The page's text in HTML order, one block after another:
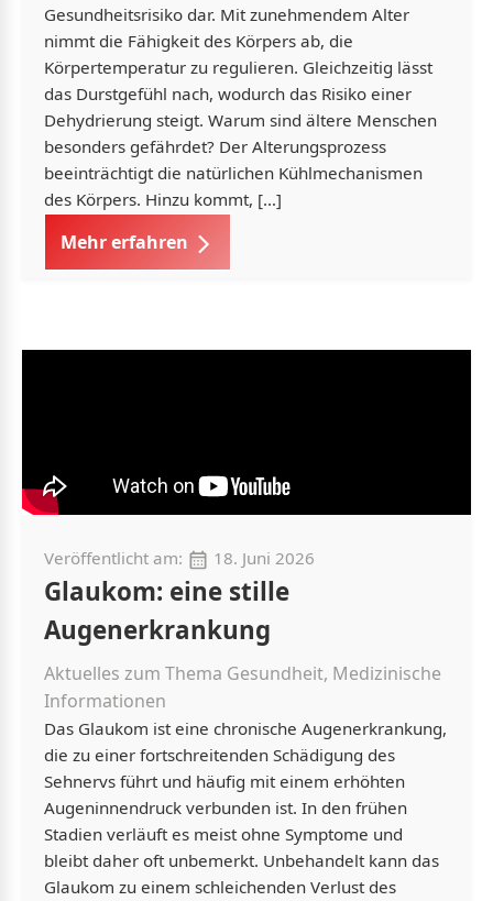
Gesundheitsrisiko dar. Mit zunehmendem Alter
nimmt die Fähigkeit des Körpers ab, die
Körpertemperatur zu regulieren. Gleichzeitig lässt
das Durstgefühl nach, wodurch das Risiko einer
Dehydrierung steigt. Warum sind ältere Menschen
besonders gefährdet? Der Alterungsprozess
beeinträchtigt die natürlichen Kühlmechanismen
des Körpers. Hinzu kommt, […]
Mehr erfahren
Veröffentlicht am: 18. Juni 2026
Glaukom: eine stille
Augenerkrankung
Aktuelles zum Thema Gesundheit, Medizinische
Informationen
Das Glaukom ist eine chronische Augenerkrankung,
die zu einer fortschreitenden Schädigung des
Sehnervs führt und häufig mit einem erhöhten
Augeninnendruck verbunden ist. In den frühen
Stadien verläuft es meist ohne Symptome und
bleibt daher oft unbemerkt. Unbehandelt kann das
Glaukom zu einem schleichenden Verlust des